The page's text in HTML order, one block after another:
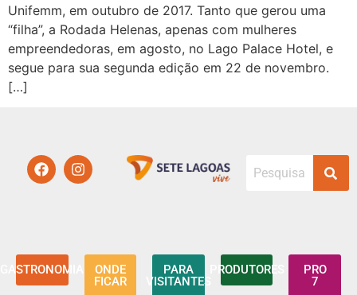
Unifemm, em outubro de 2017. Tanto que gerou uma
“filha”, a Rodada Helenas, apenas com mulheres
empreendedoras, em agosto, no Lago Palace Hotel, e
segue para sua segunda edição em 22 de novembro.
[…]
GASTRONOMIA
ONDE
FICAR
PARA
VISITANTES
PRODUTORES
PRO
7